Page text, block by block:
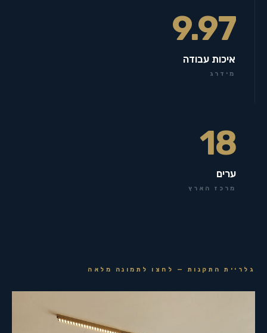
9.97
איכות עבודה
מידרג
18
ערים
מרכז הארץ
גלריית התקנות — לחצו לתמונה מלאה